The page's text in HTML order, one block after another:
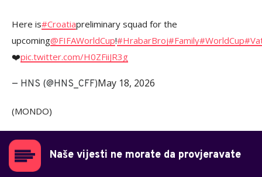
Here is#Croatiapreliminary squad for the
upcoming@FIFAWorldCup!#HrabarBroj#Family#WorldCup
❤️‍pic.twitter.com/H0ZFiiJR3g
— HNS (@HNS_CFF)May 18, 2026
(MONDO)
Naše vijesti ne morate da provjeravate